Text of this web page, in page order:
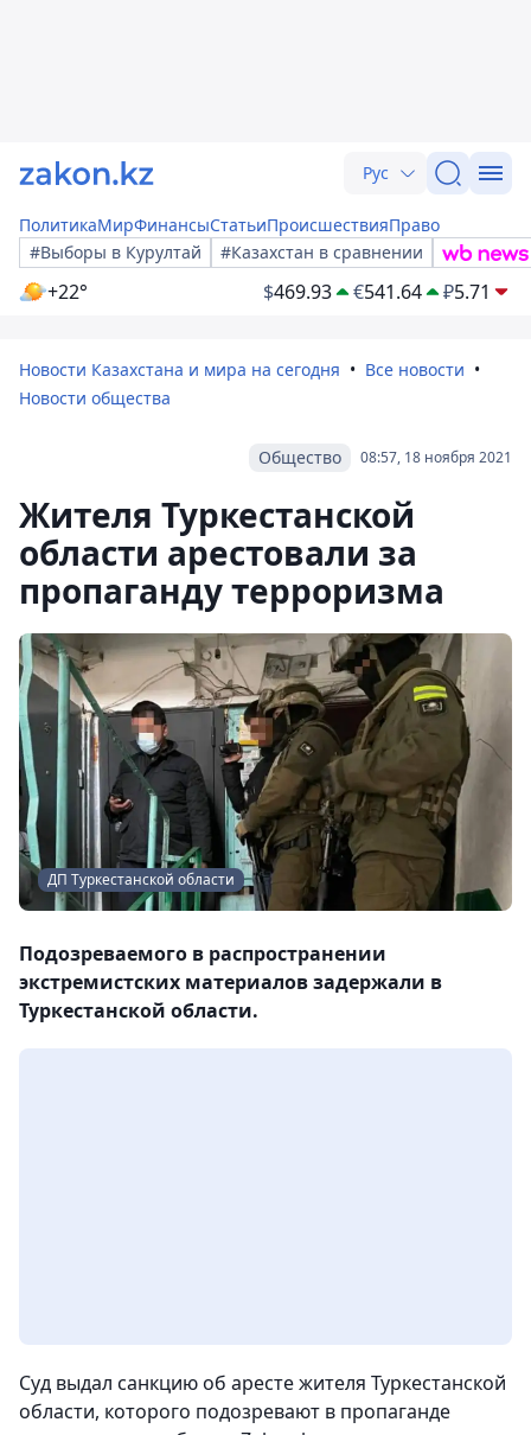
Рус
ПолитикаМирФинансыСтатьиПроисшествияПраво
#Выборы в Курултай
#Казахстан в сравнении
+22° $469.93 €541.64 ₽5.71
Новости Казахстана и мира на сегодня
Все новости
Новости общества
08:57, 18 ноября 2021
Общество
Жителя Туркестанской
области арестовали за
пропаганду терроризма
ДП Туркестанской области
Подозреваемого в распространении
экстремистских материалов задержали в
Туркестанской области.
Суд выдал санкцию об аресте жителя Туркестанской
области, которого подозревают в пропаганде